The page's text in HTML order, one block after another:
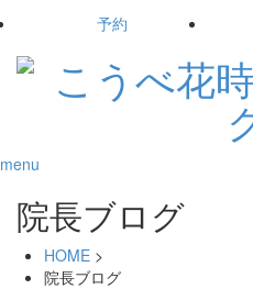
予約
menu
院長ブログ
HOME >
院長ブログ